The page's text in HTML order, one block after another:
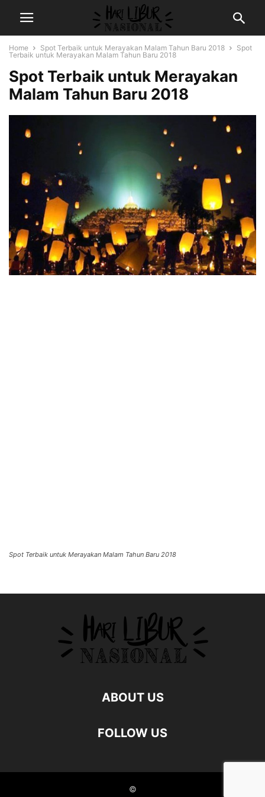
Home Spot Terbaik untuk Merayakan Malam Tahun Baru 2018
Spot
Terbaik untuk Merayakan Malam Tahun Baru 2018
Spot Terbaik untuk Merayakan
Malam Tahun Baru 2018
Spot Terbaik untuk Merayakan Malam Tahun Baru 2018
ABOUT US
FOLLOW US
©